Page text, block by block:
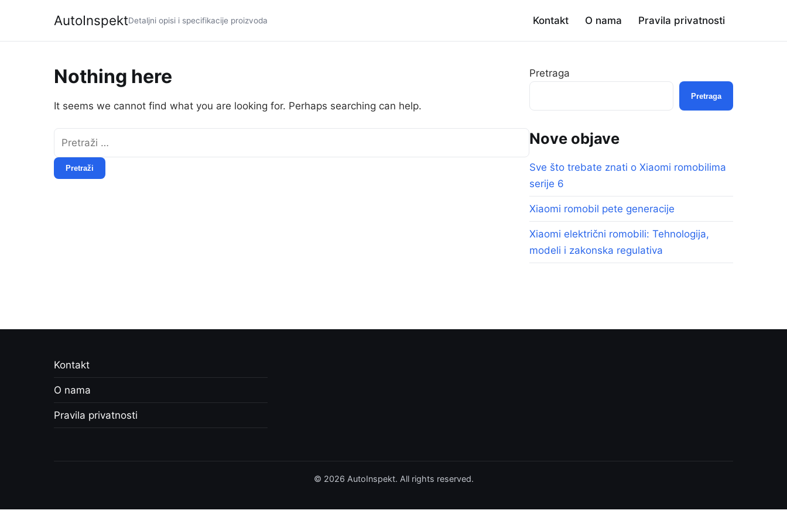
AutoInspektDetaljni opisi i specifikacije proizvoda Kontakt O nama Pravila privatnosti
Nothing here
It seems we cannot find what you are looking for. Perhaps searching can help.
Pretraga
Pretraga
Nove objave
Sve što trebate znati o Xiaomi romobilima
serije 6
Xiaomi romobil pete generacije
Xiaomi električni romobili: Tehnologija,
modeli i zakonska regulativa
Kontakt
O nama
Pravila privatnosti
© 2026 AutoInspekt. All rights reserved.